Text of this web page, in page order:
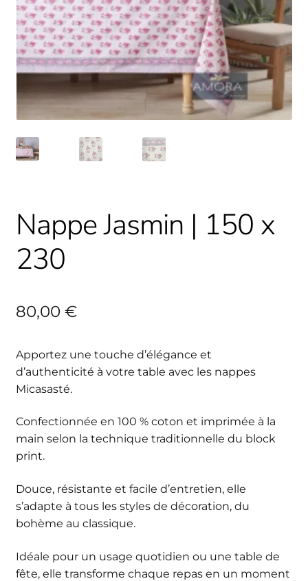
Nappe Jasmin | 150 x
230
80,00 €
Apportez une touche d’élégance et
d’authenticité à votre table avec les nappes
Micasasté.
Confectionnée en 100 % coton et imprimée à la
main selon la technique traditionnelle du block
print.
Douce, résistante et facile d’entretien, elle
s’adapte à tous les styles de décoration, du
bohème au classique.
Idéale pour un usage quotidien ou une table de
fête, elle transforme chaque repas en un moment